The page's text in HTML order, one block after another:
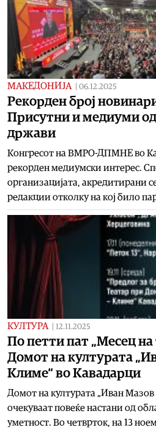
МАКЕДОНИЈА 06.12.2025
Рекорден број
Присутни и медиуми од
држави
Конгресот на ВМРО-ДПМНЕ во
рекорден медиумски интерес.
организацијата, акредитирани
редакции отколку на кој било
КУЛТУРА 12.11.2025
По петти пат „Месец на
Домот на културата
Климе“ во Кавадарци
Домот на културата „Иван
очекуваат повеќе настани од
уметност. Во четврток, на 13